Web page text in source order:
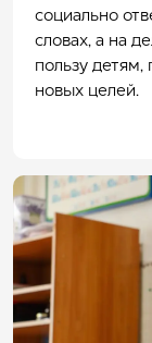
социально
словах, а на
пользу детям,
новых целей.